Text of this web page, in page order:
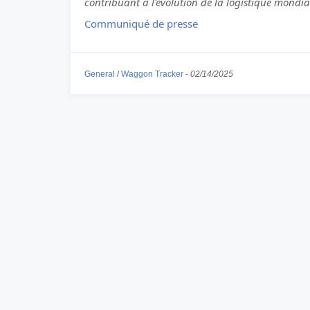
Communiqué de presse
General /Waggon Tracker - 02/14/2025